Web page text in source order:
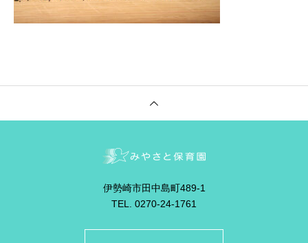
伊勢崎市田中島町489-1
TEL. 0270-24-1761